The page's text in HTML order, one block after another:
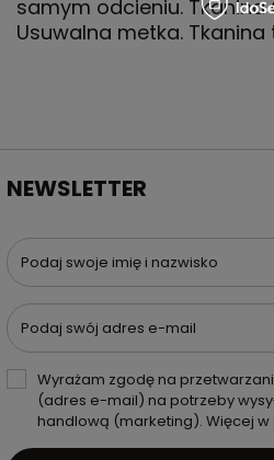
samym odcieniu. Tkanina
Usuwalna metka. Tkanina
NEWSLETTER
Podaj swoje imię i nazwisko
Podaj swój adres e-mail
Wyrażam zgodę na
(adres e-mail) na potrzeby
handlową (marketing). Więcej w